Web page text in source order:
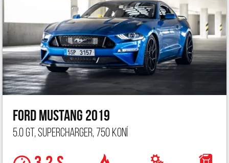
Ford Mustang 2019
5.0 GT, Supercharger, 750 koní